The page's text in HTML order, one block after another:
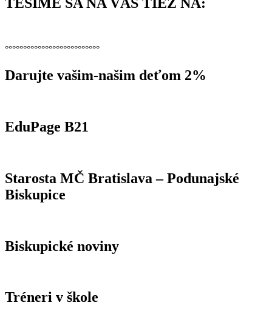
TEŠÍME SA NA VÁS TIEŽ NA:
°°°°°°°°°°°°°°°°°°°°°°°°°°
Darujte vašim-našim deťom 2%
EduPage B21
Starosta MČ Bratislava – Podunajské
Biskupice
Biskupické noviny
Tréneri v škole